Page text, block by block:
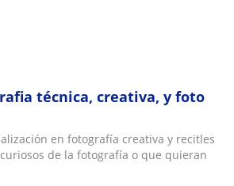
técnica, creativa, y foto
en fotografía creativa y recitles
de la fotografía o que quieran